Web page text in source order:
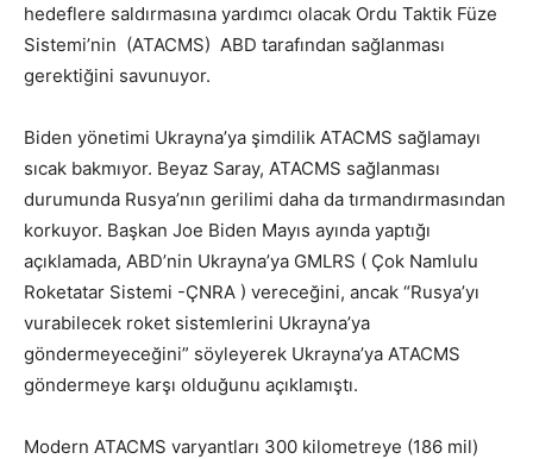
hedeflere saldırmasına yardımcı olacak Ordu Taktik Füze
Sistemi’nin (ATACMS) ABD tarafından sağlanması
gerektiğini savunuyor.
Biden yönetimi Ukrayna’ya şimdilik ATACMS sağlamayı
sıcak bakmıyor. Beyaz Saray, ATACMS sağlanması
durumunda Rusya’nın gerilimi daha da tırmandırmasından
korkuyor. Başkan Joe Biden Mayıs ayında yaptığı
açıklamada, ABD’nin Ukrayna’ya GMLRS ( Çok Namlulu
Roketatar Sistemi -ÇNRA ) vereceğini, ancak “Rusya’yı
vurabilecek roket sistemlerini Ukrayna’ya
göndermeyeceğini” söyleyerek Ukrayna’ya ATACMS
göndermeye karşı olduğunu açıklamıştı.
Modern ATACMS varyantları 300 kilometreye (186 mil)